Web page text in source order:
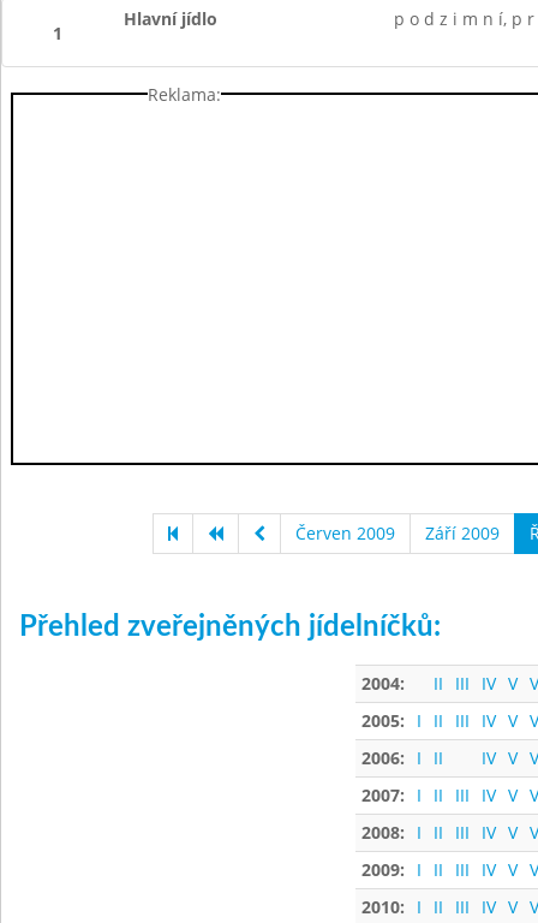
1
Hlavní jídlo p o d z i m n í, p
Reklama:
Červen 2009 Září 2009
Přehled zveřejněných jídelníčků:
2004: II III IV V
2005:
I II III IV V
2006:
I II IV V
2007:
I II III IV V
2008:
I II III IV V
2009:
I II III IV V
2010:
I II III IV V